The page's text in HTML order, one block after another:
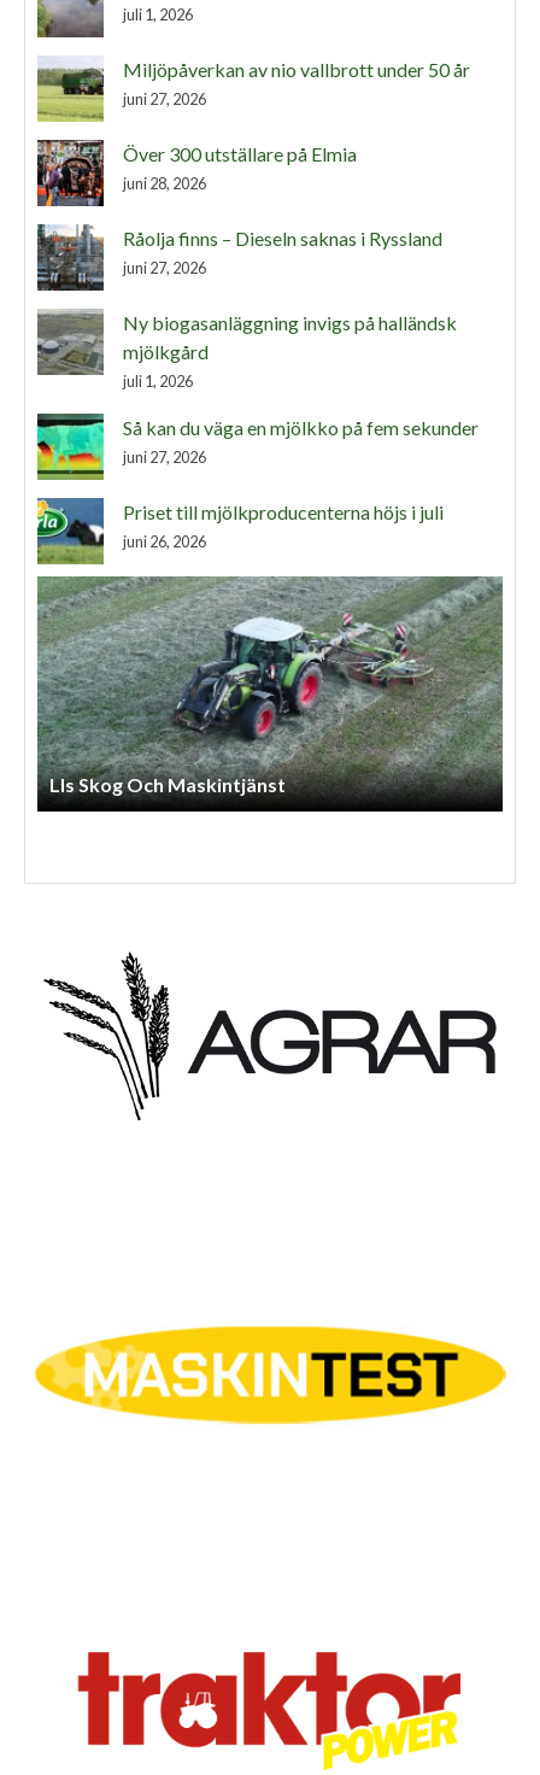
juli 1, 2026
Miljöpåverkan av nio vallbrott under 50 år
juni 27, 2026
Över 300 utställare på Elmia
juni 28, 2026
Råolja finns – Dieseln saknas i Ryssland
juni 27, 2026
Ny biogasanläggning invigs på halländsk
mjölkgård
juli 1, 2026
Så kan du väga en mjölkko på fem sekunder
juni 27, 2026
Priset till mjölkproducenterna höjs i juli
juni 26, 2026
Arnessons Entreprenad